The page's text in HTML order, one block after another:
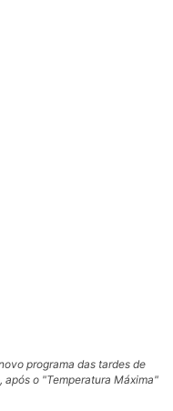
programa das tardes de
após o "Temperatura Máxima"